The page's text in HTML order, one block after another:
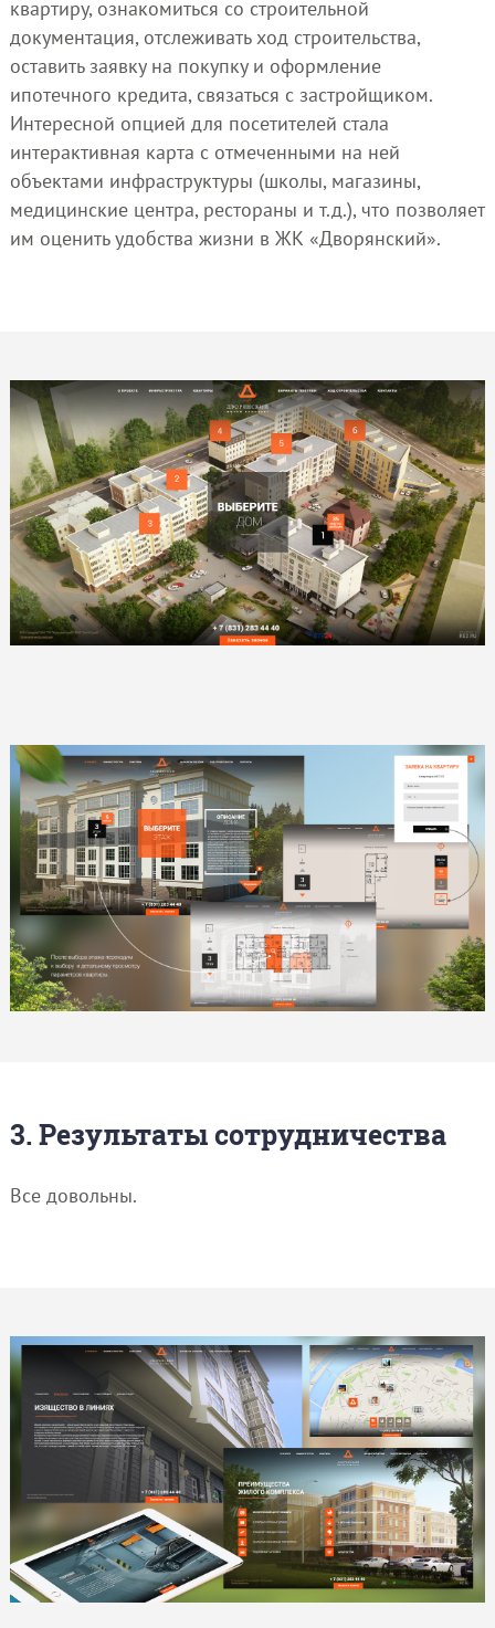
квартиру, ознакомиться со строительной
документация, отслеживать ход строительства,
оставить заявку на покупку и оформление
ипотечного кредита, связаться с застройщиком.
Интересной опцией для посетителей стала
интерактивная карта с отмеченными на ней
объектами инфраструктуры (школы, магазины,
медицинские центра, рестораны и т.д.), что позволяет
им оценить удобства жизни в ЖК «Дворянский».
3. Результаты сотрудничества
Все довольны.